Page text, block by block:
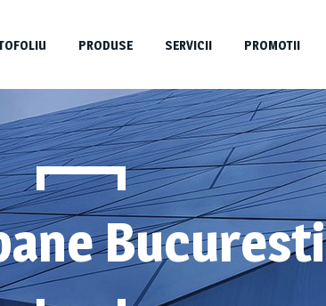
PRODUSE SERVICII PROMOTII
Bucuresti